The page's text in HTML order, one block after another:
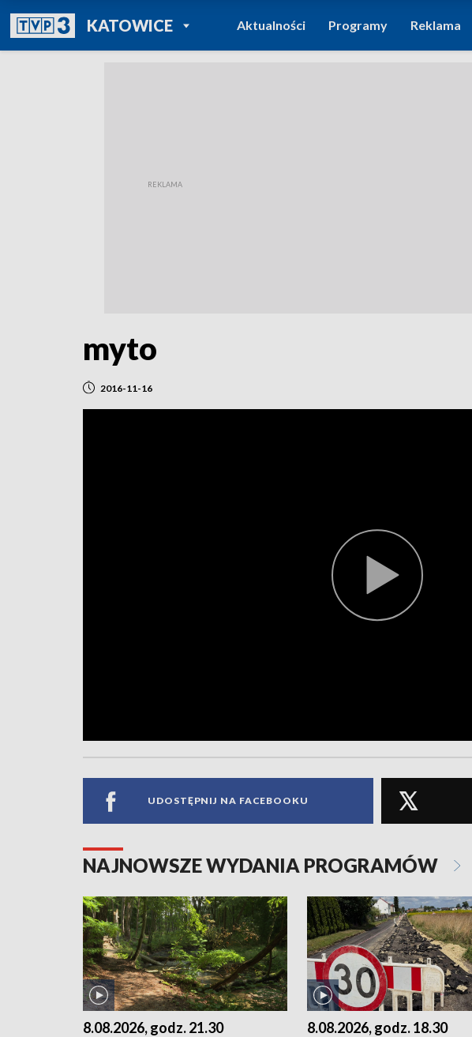
KATOWICEPOWRÓT DO
TVP REGIONY
Aktualności Programy Reklama
myto
2016-11-16
UDOSTĘPNIJ NA FACEBOOKU
NAJNOWSZE WYDANIA PROGRAMÓW
8.08.2026, godz. 21.30 8.08.2026, godz. 18.30